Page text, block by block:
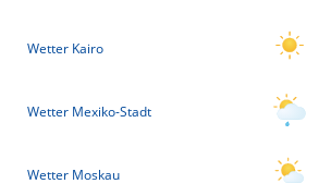
Wetter Kairo
Wetter Mexiko-Stadt
Wetter Moskau